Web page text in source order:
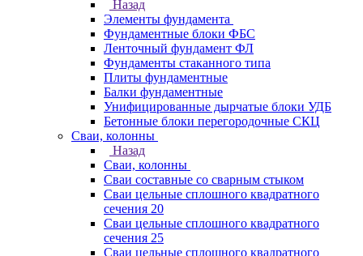
Назад
Элементы фундамента
Фундаментные блоки ФБС
Ленточный фундамент ФЛ
Фундаменты стаканного типа
Плиты фундаментные
Балки фундаментные
Унифицированные дырчатые блоки УДБ
Бетонные блоки перегородочные СКЦ
Сваи, колонны
Назад
Сваи, колонны
Сваи составные со сварным стыком
Сваи цельные сплошного квадратного
сечения 20
Сваи цельные сплошного квадратного
сечения 25
Сваи цельные сплошного квадратного